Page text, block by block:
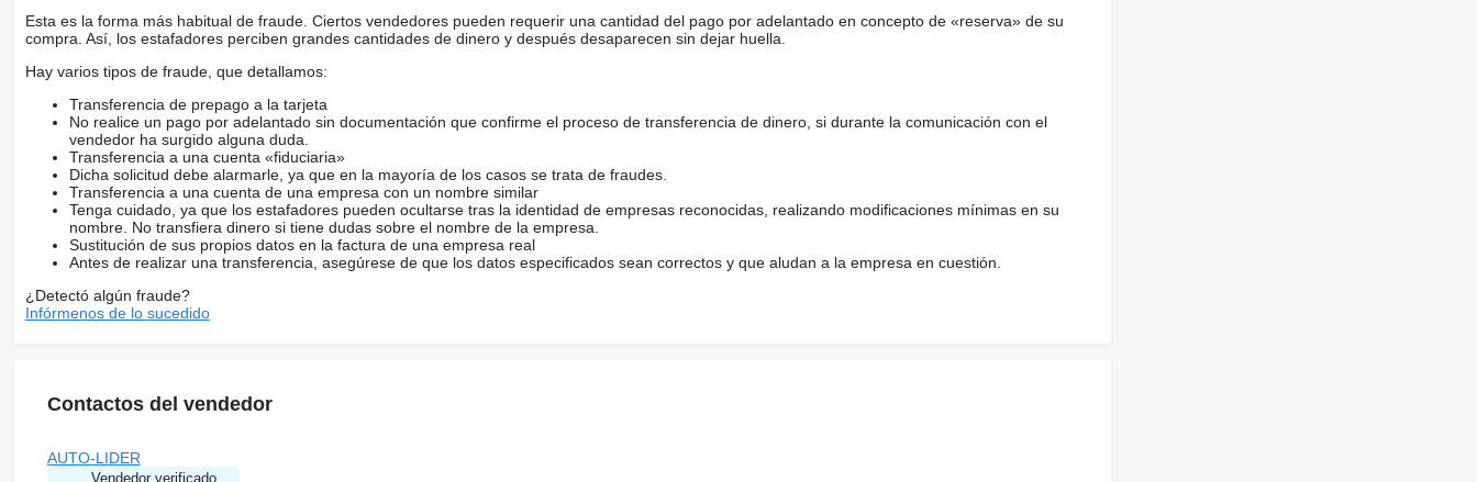
EXPORT PRICE: 25.900 EURO
WE SPEAK: POLISH , RUSSICH , FRENCH , ENGLISH , DEUTSCH
Esta es la forma más habitual de fraude. Ciertos vendedores pueden requerir una cantidad del pago por adelantado en concepto de «reserva» de su
compra. Así, los estafadores perciben grandes cantidades de dinero y después desaparecen sin dejar huella.
Hay varios tipos de fraude, que detallamos:
Transferencia de prepago a la tarjeta
No realice un pago por adelantado sin documentación que confirme el proceso de transferencia de dinero, si durante la comunicación con el
vendedor ha surgido alguna duda.
Transferencia a una cuenta «fiduciaria»
Dicha solicitud debe alarmarle, ya que en la mayoría de los casos se trata de fraudes.
Transferencia a una cuenta de una empresa con un nombre similar
Tenga cuidado, ya que los estafadores pueden ocultarse tras la identidad de empresas reconocidas, realizando modificaciones mínimas en su
nombre. No transfiera dinero si tiene dudas sobre el nombre de la empresa.
Sustitución de sus propios datos en la factura de una empresa real
Antes de realizar una transferencia, asegúrese de que los datos especificados sean correctos y que aludan a la empresa en cuestión.
¿Detectó algún fraude?
Infórmenos de lo sucedido
Contactos del vendedor
AUTO-LIDER
Vendedor verificado